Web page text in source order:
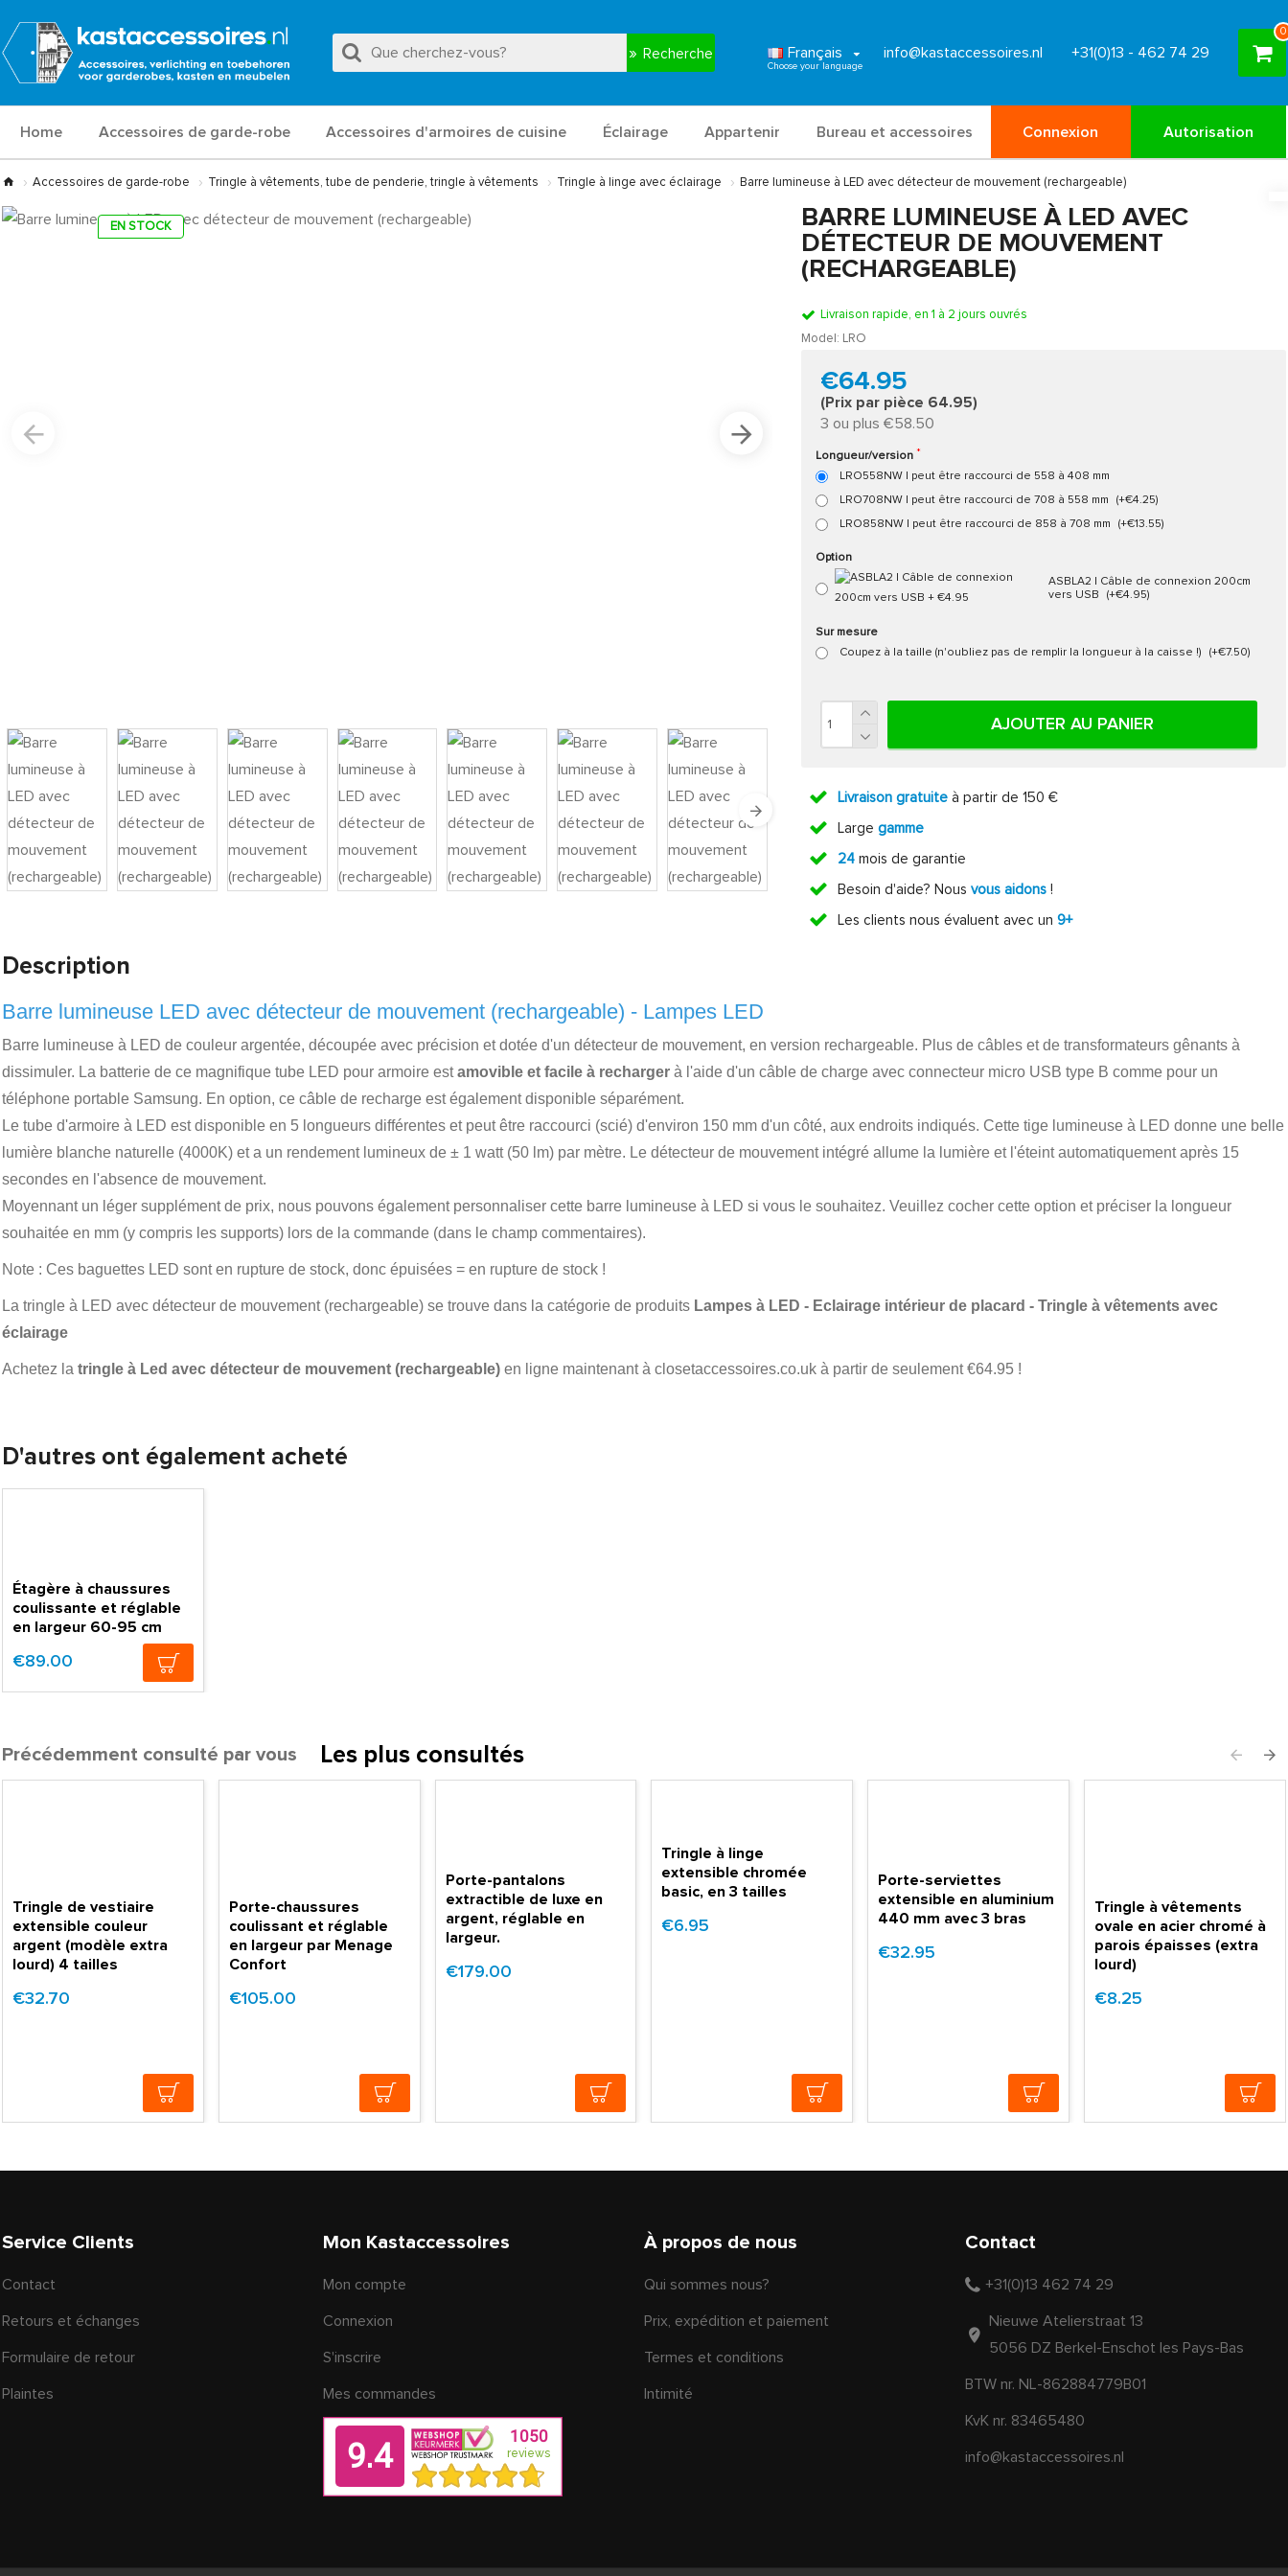
Recherche Français info@kastaccessoires.nl +31(0)13 - 462 74 29
0
Home Accessoires de garde-robe Accessoires d'armoires de cuisine Éclairage Appartenir Bureau et accessoires Connexion Autorisation
Accessoires de garde-robe Tringle à vêtements, tube de penderie, tringle à vêtements Tringle à linge avec éclairage Barre lumineuse à LED avec détecteur de mouvement (rechargeable)
EN STOCK
BARRE LUMINEUSE À LED AVEC
DÉTECTEUR DE MOUVEMENT
(RECHARGEABLE)
Livraison rapide, en 1 à 2 jours ouvrés
Model: LRO
€64.95
(Prix par pièce 64.95)
3 ou plus €58.50
Longueur/version
LRO558NW | peut être raccourci de 558 à 408 mm
LRO708NW | peut être raccourci de 708 à 558 mm (+€4.25)
LRO858NW | peut être raccourci de 858 à 708 mm (+€13.55)
Option
ASBLA2 | Câble de connexion 200cm
vers USB
(+€4.95)
Sur mesure
Coupez à la taille (n'oubliez pas de remplir la longueur à la caisse !)
(+€7.50)
AJOUTER AU PANIER
Livraison gratuiteà partir de 150 €
Large gamme
24mois de garantie
Besoin d'aide? Nous vous aidons!
Les clients nous évaluent avec un 9+
Description
Barre lumineuse LED avec détecteur de mouvement (rechargeable) - Lampes LED
Barre lumineuse à LED de couleur argentée, découpée avec précision et dotée d'un détecteur de mouvement, en version rechargeable. Plus de câbles et de transformateurs gênants à
dissimuler. La batterie de ce magnifique tube LED pour armoire estamovible et facile à recharger à l'aide d'un câble de charge avec connecteur micro USB type B comme pour un
téléphone portable Samsung. En option, ce câble de recharge est également disponible séparément.
Le tube d'armoire à LED est disponible en 5 longueurs différentes et peut être raccourci (scié) d'environ 150 mm d'un côté, aux endroits indiqués. Cette tige lumineuse à LED donne une belle
lumière blanche naturelle (4000K) et a un rendement lumineux de ± 1 watt (50 lm) par mètre. Le détecteur de mouvement intégré allume la lumière et l'éteint automatiquement après 15
secondes en l'absence de mouvement.
Moyennant un léger supplément de prix, nous pouvons également personnaliser cette barre lumineuse à LED si vous le souhaitez. Veuillez cocher cette option et préciser la longueur
souhaitée en mm (y compris les supports) lors de la commande (dans le champ commentaires).
Note : Ces baguettes LED sont en rupture de stock, donc épuisées = en rupture de stock !
La tringle à LED avec détecteur de mouvement (rechargeable) se trouve dans la catégorie de produits Lampes à LED - Eclairage intérieur de placard - Tringle à vêtements avec
éclairage
Achetez la tringle à Led avec détecteur de mouvement (rechargeable) en ligne maintenant à closetaccessoires.co.uk à partir de seulement €64.95 !
D'autres ont également acheté
Étagère à chaussures
coulissante et réglable
en largeur 60-95 cm
€89.00
Précédemment consulté par vous Les plus consultés
Tringle de vestiaire
extensible couleur
argent (modèle extra
lourd) 4 tailles
€32.70
Porte-chaussures
coulissant et réglable
en largeur par Menage
Confort
€105.00
Porte-pantalons
extractible de luxe en
argent, réglable en
largeur.
€179.00
Tringle à linge
extensible chromée
basic, en 3 tailles
€6.95
Porte-serviettes
extensible en aluminium
440 mm avec 3 bras
€32.95
Tringle à vêtements
ovale en acier chromé à
parois épaisses (extra
lourd)
€8.25
Service Clients
Contact
Retours et échanges
Formulaire de retour
Plaintes
Mon Kastaccessoires
Mon compte
Connexion
S'inscrire
Mes commandes
À propos de nous
Qui sommes nous?
Prix, expédition et paiement
Termes et conditions
Intimité
Contact
+31(0)13 462 74 29
Nieuwe Atelierstraat 13
5056 DZ Berkel-Enschot les Pays-Bas
BTW nr. NL-862884779B01
KvK nr. 83465480
info@kastaccessoires.nl